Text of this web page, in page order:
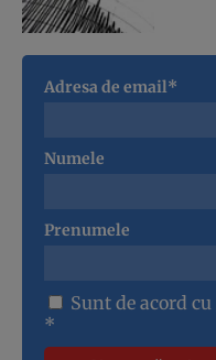
Adresa de email*
Numele
Prenumele
Sunt de acord cu
*